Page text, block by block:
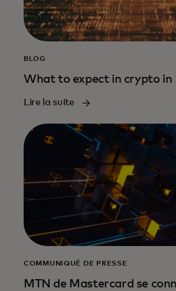
BLOG
What to expect in crypto in
Lire la suite
COMMUNIQUÉ DE PRESSE
MTN de Mastercard se